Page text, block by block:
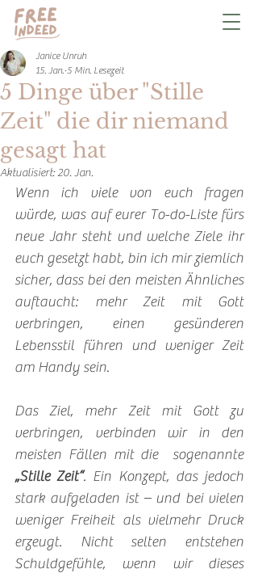
5 Dinge über "Stille
Zeit" die dir niemand
gesagt hat
Janice Unruh
15. Jan. 5 Min. Lesezeit
Aktualisiert:20. Jan.
Wenn ich viele von euch fragen
würde, was auf eurer To-do-Liste fürs
neue Jahr steht und welche Ziele ihr
euch gesetzt habt, bin ich mir ziemlich
sicher, dass bei den meisten Ähnliches
auftaucht: mehr Zeit mit Gott
verbringen, einen gesünderen
Lebensstil führen und weniger Zeit
am Handy sein.
Das Ziel, mehr Zeit mit Gott zu
verbringen, verbinden wir in den
meisten Fällen mit die  sogenannte
„Stille Zeit“. Ein Konzept, das jedoch
stark aufgeladen ist – und bei vielen
weniger Freiheit als vielmehr Druck
erzeugt. Nicht selten entstehen
Schuldgefühle, wenn wir dieses